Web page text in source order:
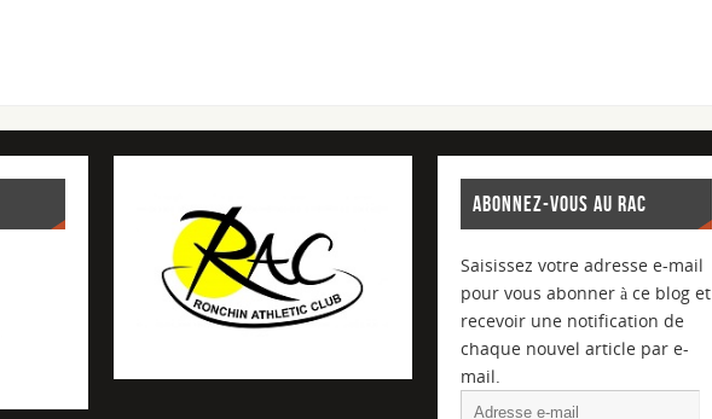
ABONNEZ-VOUS AU RAC
Saisissez votre adresse e-mail
pour vous abonner à ce blog et
recevoir une notification de
chaque nouvel article par e-
mail.